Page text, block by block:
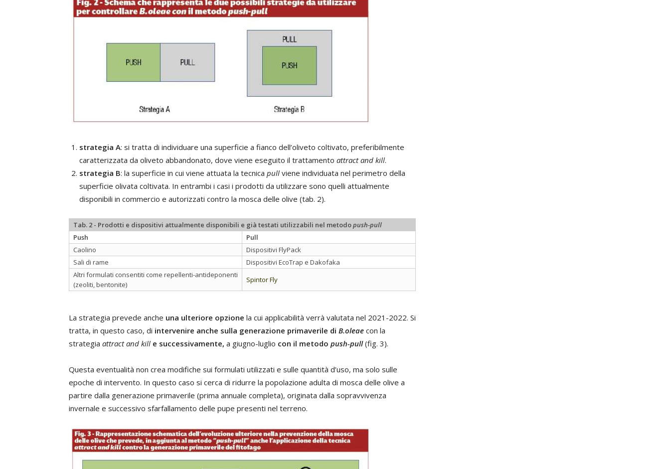
strategia A: si tratta di individuare una superficie a fianco dell’oliveto coltivato, preferibilmente
caratterizzata da oliveto abbandonato, dove viene eseguito il trattamento attract and kill.
strategia B: la superficie in cui viene attuata la tecnica pull viene individuata nel perimetro della
superficie olivata coltivata. In entrambi i casi i prodotti da utilizzare sono quelli attualmente
disponibili in commercio e autorizzati contro la mosca delle olive (tab. 2).
Tab. 2 - Prodotti e dispositivi attualmente disponibili e già testati utilizzabili nel metodopush-pull
Push
Pull
Caolino
Dispositivi FlyPack
Sali di rame
Dispositivi EcoTrap e Dakofaka
Altri formulati consentiti come repellenti-antideponenti
(zeoliti, bentonite)
Spintor Fly
La strategia prevede anche una ulteriore opzione la cui applicabilità verrà valutata nel 2021-2022. Si
tratta, in questo caso, di intervenire anche sulla generazione primaverile di B.oleae con la
strategia attract and kill e successivamente, a giugno-luglio con il metodo push-pull (fig. 3).
Questa eventualità non crea modifiche sui formulati utilizzati e sulle quantità d’uso, ma solo sulle
epoche di intervento. In questo caso si cerca di ridurre la popolazione adulta di mosca delle olive a
partire dalla generazione primaverile (prima annuale completa), originata dalla sopravvivenza
invernale e successivo sfarfallamento delle pupe presenti nel terreno.